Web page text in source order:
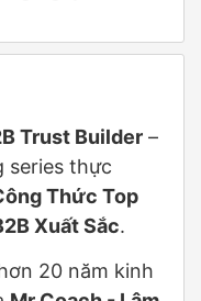
Trust Builder –
series thực
Thức Top
Xuất Sắc.
20 năm kinh